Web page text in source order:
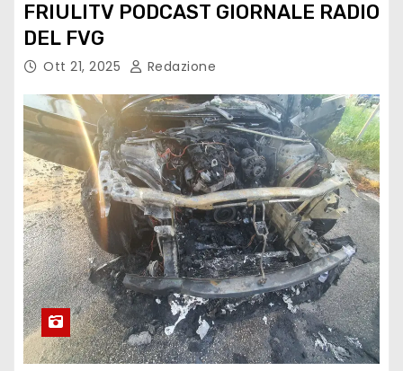
FRIULITV PODCAST GIORNALE RADIO
DEL FVG
Ott 21, 2025 Redazione